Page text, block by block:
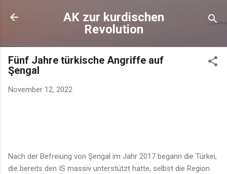
Direkt zum Hauptbereich
AK zur kurdischen
Revolution
Fünf Jahre türkische Angriffe auf
Şengal
November 12, 2022
Nach der Befreiung von Şengal im Jahr 2017 begann die Türkei,
die bereits den IS massiv unterstützt hatte, selbst die Region